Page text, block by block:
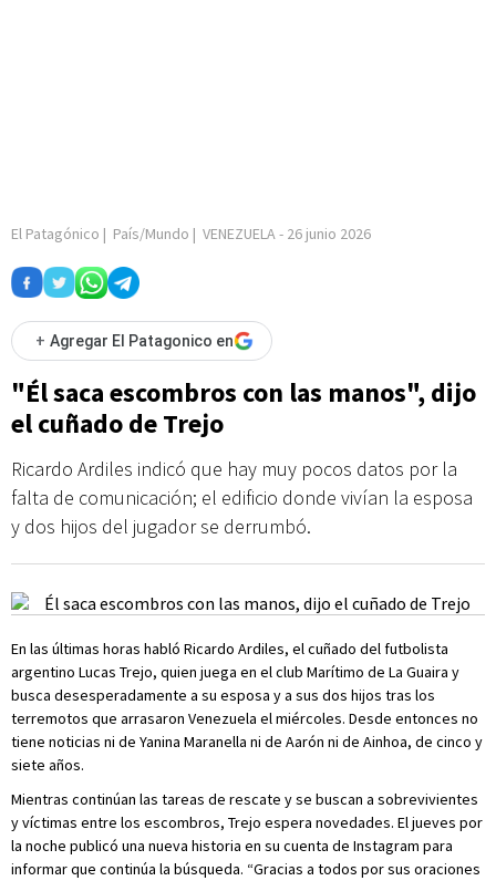
El Patagónico | País/Mundo | VENEZUELA- 26 junio 2026
+ Agregar El Patagonico en
"Él saca escombros con las manos", dijo
el cuñado de Trejo
Ricardo Ardiles indicó que hay muy pocos datos por la
falta de comunicación; el edificio donde vivían la esposa
y dos hijos del jugador se derrumbó.
En las últimas horas habló Ricardo Ardiles, el cuñado del futbolista
argentino Lucas Trejo, quien juega en el club Marítimo de La Guaira y
busca desesperadamente a su esposa y a sus dos hijos tras los
terremotos que arrasaron Venezuela el miércoles. Desde entonces no
tiene noticias ni de Yanina Maranella ni de Aarón ni de Ainhoa, de cinco y
siete años.
Mientras continúan las tareas de rescate y se buscan a sobrevivientes
y víctimas entre los escombros, Trejo espera novedades. El jueves por
la noche publicó una nueva historia en su cuenta de Instagram para
informar que continúa la búsqueda. “Gracias a todos por sus oraciones